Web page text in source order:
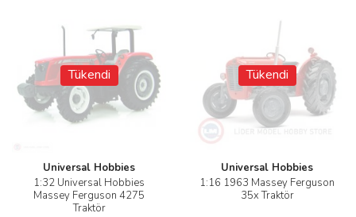
Tükendi
Universal Hobbies
1:32 Universal Hobbies
Massey Ferguson 4275
Traktör
Tükendi
Universal Hobbies
1:16 1963 Massey Ferguson
35x Traktör